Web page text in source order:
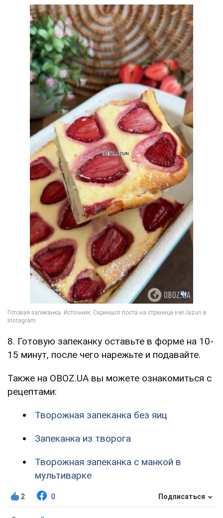
8. Готовую запеканку оставьте в форме на 10-
15 минут, после чего нарежьте и подавайте.
Также на OBOZ.UA вы можете ознакомиться с
рецептами:
Творожная запеканка без яиц
Запеканка из творога
Творожная запеканка с манкой в
мультиварке
2 0 Подписаться